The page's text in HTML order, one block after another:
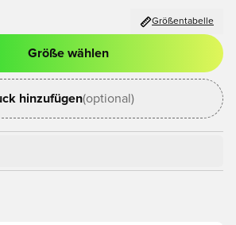
Größentabelle
zum Anmelden oder Registrieren
Größe wählen
hinzufügen(optional)